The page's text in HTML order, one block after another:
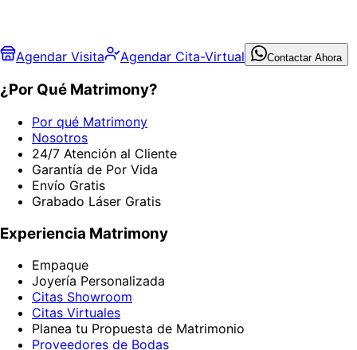
Agendar Visita Agendar Cita-Virtual Contactar Ahora
¿Por Qué Matrimony?
Por qué Matrimony
Nosotros
24/7 Atención al Cliente
Garantía de Por Vida
Envío Gratis
Grabado Láser Gratis
Experiencia Matrimony
Empaque
Joyería Personalizada
Citas Showroom
Citas Virtuales
Planea tu Propuesta de Matrimonio
Proveedores de Bodas